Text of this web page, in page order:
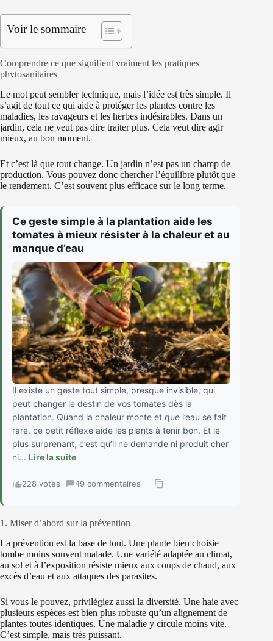
Voir le sommaire
Comprendre ce que signifient vraiment les pratiques
phytosanitaires
Le mot peut sembler technique, mais l’idée est très simple. Il
s’agit de tout ce qui aide à protéger les plantes contre les
maladies, les ravageurs et les herbes indésirables. Dans un
jardin, cela ne veut pas dire traiter plus. Cela veut dire agir
mieux, au bon moment.
Et c’est là que tout change. Un jardin n’est pas un champ de
production. Vous pouvez donc chercher l’équilibre plutôt que
le rendement. C’est souvent plus efficace sur le long terme.
Ce geste simple à la plantation aide les
tomates à mieux résister à la chaleur et au
manque d’eau
Il existe un geste tout simple, presque invisible, qui
peut changer le destin de vos tomates dès la
plantation. Quand la chaleur monte et que l’eau se fait
rare, ce petit réflexe aide les plants à tenir bon. Et le
plus surprenant, c’est qu’il ne demande ni produit cher
ni... Lire la suite
228 votes · 49 commentaires ·
1. Miser d’abord sur la prévention
La prévention est la base de tout. Une plante bien choisie
tombe moins souvent malade. Une variété adaptée au climat,
au sol et à l’exposition résiste mieux aux coups de chaud, aux
excès d’eau et aux attaques des parasites.
Si vous le pouvez, privilégiez aussi la diversité. Une haie avec
plusieurs espèces est bien plus robuste qu’un alignement de
plantes toutes identiques. Une maladie y circule moins vite.
C’est simple, mais très puissant.